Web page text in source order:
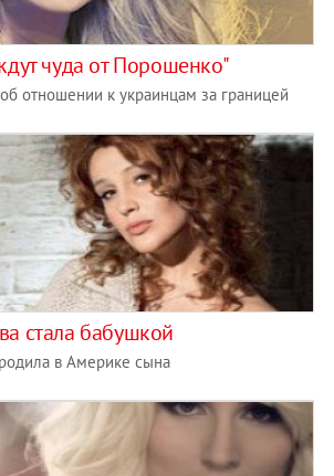
чуда от Порошенко"
отношении к украинцам за границей
стала бабушкой
в Америке сына